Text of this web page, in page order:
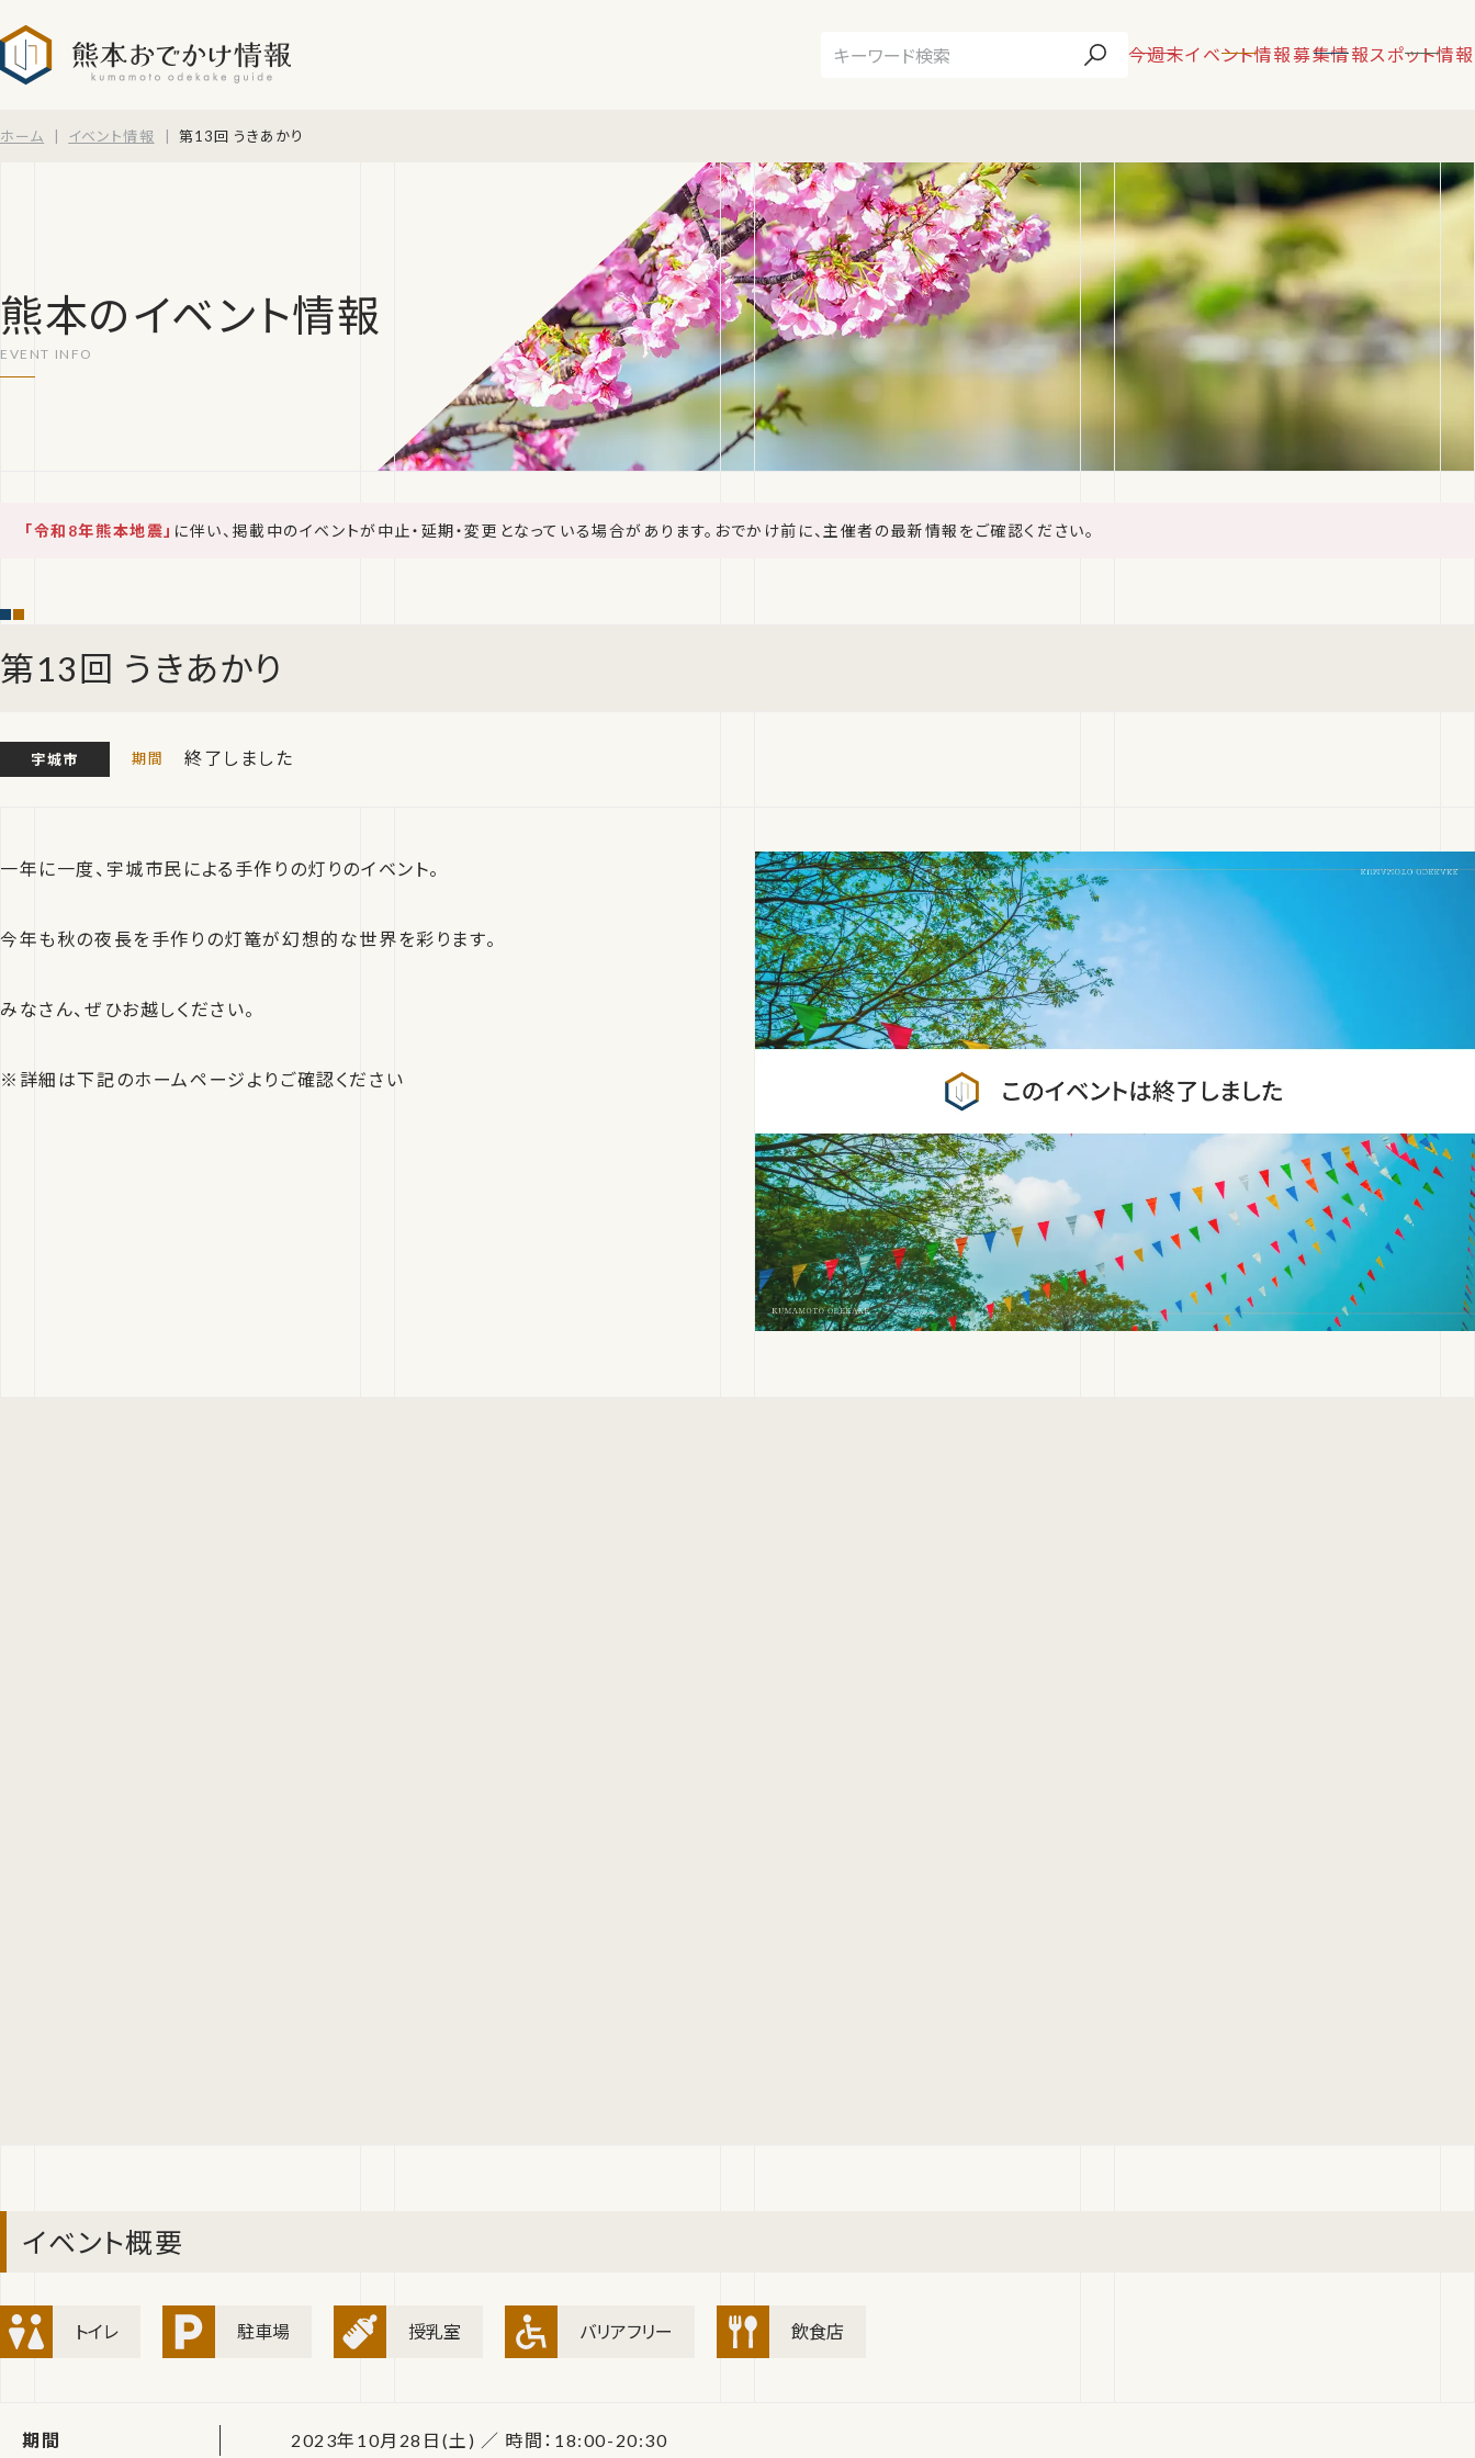
今週末イベント情報募集情報スポット情報
ホーム イベント情報 第13回 うきあかり
熊本のイベント情報
「令和8年熊本地震」 に伴い、掲載中のイベントが中止・延期・変更となっている場合があります。おでかけ前に、主催者の最新情報をご確認ください。
第13回 うきあかり
宇城市 終了しました
一年に一度、宇城市民による手作りの灯りのイベント。
今年も秋の夜長を手作りの灯篭が幻想的な世界を彩ります。
みなさん、ぜひお越しください。
※詳細は下記のホームページよりご確認ください
イベント概要
トイレ 駐車場 授乳室 バリアフリー 飲食店
期間 2023年10月28日(土) ／ 時間：18:00-20:30